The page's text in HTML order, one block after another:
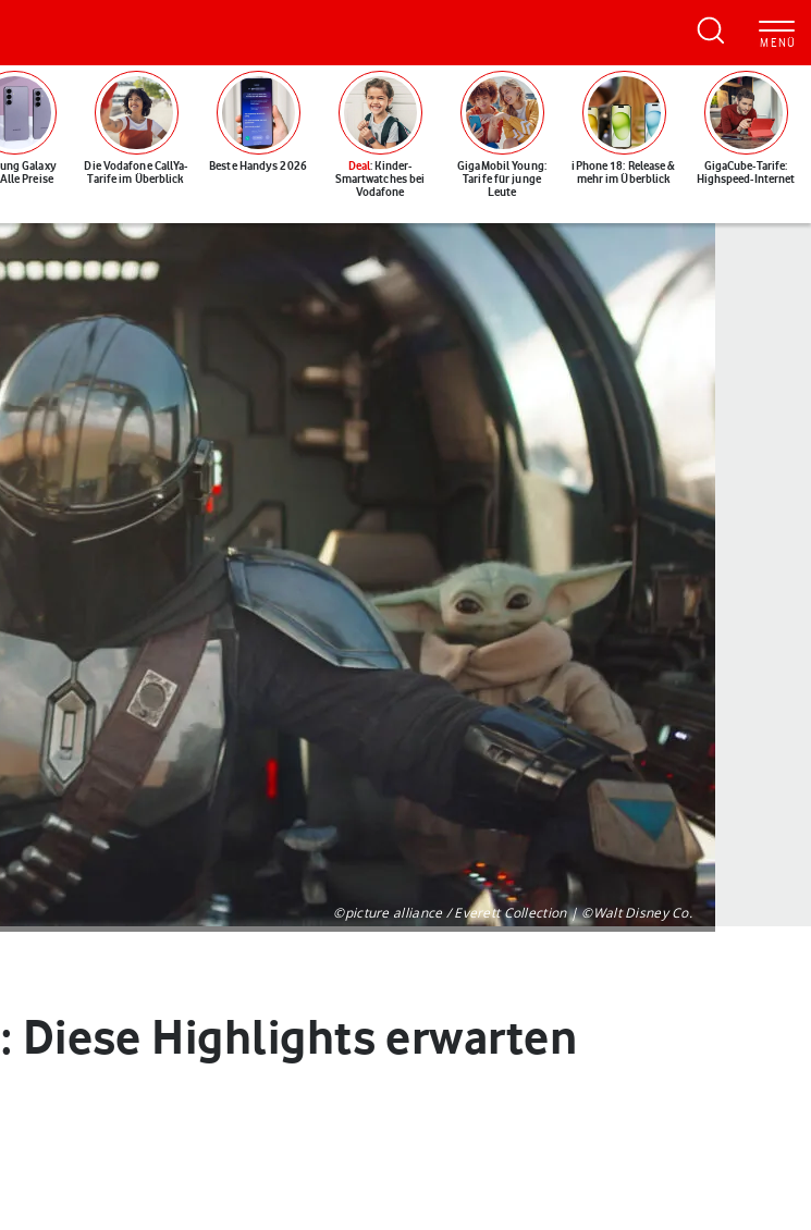
Galaxy
Preise
Die Vodafone CallYa-
Tarife im Überblick
Beste Handys 2026 Deal: Kinder-
Smartwatches bei
Vodafone
GigaMobil Young:
Tarife für junge
Leute
iPhone 18: Release &
mehr im Überblick
GigaCube-Tarife:
Highspeed-Internet
©picture alliance / Everett Collection | ©Walt Disney Co.
Diese Highlights erwarten